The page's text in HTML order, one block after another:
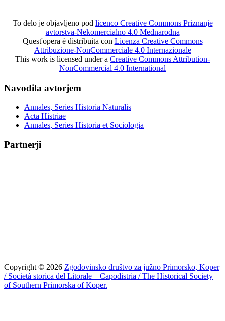
To delo je objavljeno pod licenco Creative Commons Priznanje
avtorstva-Nekomercialno 4.0 Mednarodna
Quest'opera è distribuita con Licenza Creative Commons
Attribuzione-NonCommerciale 4.0 Internazionale
This work is licensed under a Creative Commons Attribution-
NonCommercial 4.0 International
Navodila avtorjem
Annales, Series Historia Naturalis
Acta Histriae
Annales, Series Historia et Sociologia
Partnerji
Copyright © 2026 Zgodovinsko društvo za južno Primorsko, Koper
/ Società storica del Litorale – Capodistria / The Historical Society
of Southern Primorska of Koper.